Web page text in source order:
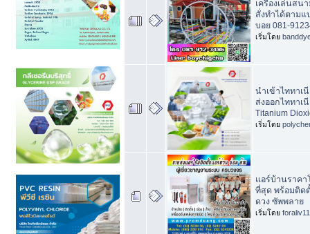
เครื่องเล่นสน
สั่งทำได้ตาม
บอย 081-
เริ่มโดย
นำเข้าไททาเ
ส่งออกไททาเ
Titanium
เริ่มโดย
แอร์บ้านราค
ที่สุด พร้อมติด
ดวง ซัพพลาย
เริ่มโดย foraliv11